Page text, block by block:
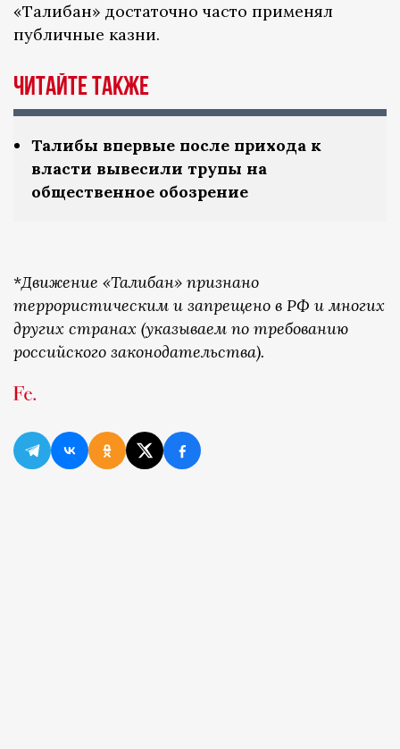
«Талибан» достаточно часто применял
публичные казни.
Читайте также
Талибы впервые после прихода к
власти вывесили трупы на
общественное обозрение
*Движение «Талибан» признано
террористическим и запрещено в РФ и многих
других странах (указываем по требованию
российского законодательства).